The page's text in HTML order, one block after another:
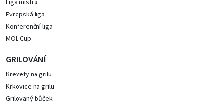
Liga mistrů
Evropská liga
Konferenční liga
MOL Cup
GRILOVÁNÍ
Krevety na grilu
Krkovice na grilu
Grilovaný bůček